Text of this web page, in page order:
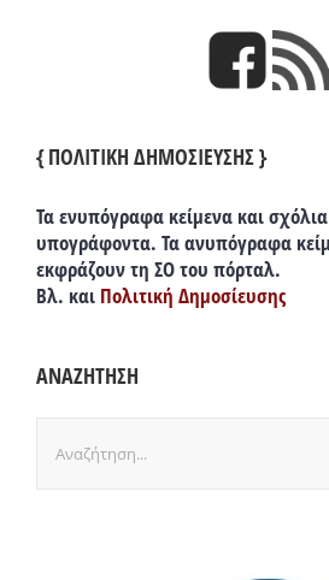
{ ΠΟΛΙΤΙΚΗ ΔΗΜΟΣΙΕΥΣΗΣ }
Τα ενυπόγραφα κείμενα και
υπογράφοντα. Τα ανυπόγραφα
εκφράζουν τη ΣΟ του πόρταλ.
Βλ. και Πολιτική Δημοσίευσης
ΑΝΑΖΗΤΗΣΗ
για: